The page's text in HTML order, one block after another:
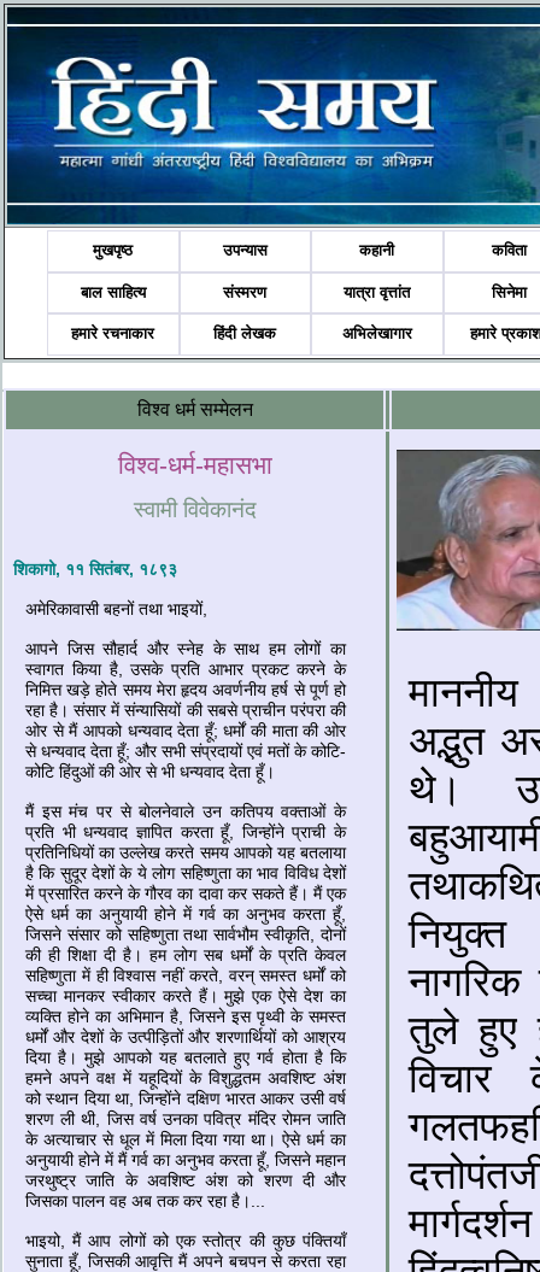
मुखपृष्ठ उपन्यास कहानी कविता
बाल साहित्य संस्मरण यात्रा वृत्तांत सिनेमा
हमारे रचनाकार हिंदी लेखक अभिलेखागार हमारे
विश्‍व धर्म सम्‍मेलन
विश्व-धर्म-महासभा
स्वामी विवेकानंद
शिकागो, ११ सितंबर, १८९३
अमेरिकावासी बहनों तथा भाइयों,
आपने जिस सौहार्द और स्नेह के साथ हम लोगों का
स्वागत किया है, उसके प्रति आभार प्रकट करने के
निमित्त खड़े होते समय मेरा हृदय अवर्णनीय हर्ष से पूर्ण हो
रहा है। संसार में संन्यासियों की सबसे प्राचीन परंपरा की
ओर से मैं आपको धन्यवाद देता हूँ; धर्मों की माता की ओर
से धन्यवाद देता हूँ; और सभी संप्रदायों एवं मतों के कोटि-
कोटि हिंदुओं की ओर से भी धन्यवाद देता हूँ।
मैं इस मंच पर से बोलनेवाले उन कतिपय वक्ताओं के
प्रति भी धन्यवाद ज्ञापित करता हूँ, जिन्होंने प्राची के
प्रतिनिधियों का उल्लेख करते समय आपको यह बतलाया
है कि सुदूर देशों के ये लोग सहिष्णुता का भाव विविध देशों
में प्रसारित करने के गौरव का दावा कर सकते हैं। मैं एक
ऐसे धर्म का अनुयायी होने में गर्व का अनुभव करता हूँ,
जिसने संसार को सहिष्णुता तथा सार्वभौम स्वीकृति, दोनों
की ही शिक्षा दी है। हम लोग सब धर्मों के प्रति केवल
सहिष्णुता में ही विश्वास नहीं करते, वरन् समस्त धर्मों को
सच्चा मानकर स्वीकार करते हैं। मुझे एक ऐसे देश का
व्यक्ति होने का अभिमान है, जिसने इस पृथ्वी के समस्त
धर्मों और देशों के उत्पीड़ितों और शरणार्थियों को आश्रय
दिया है। मुझे आपको यह बतलाते हुए गर्व होता है कि
हमने अपने वक्ष में यहूदियों के विशुद्धतम अवशिष्ट अंश
को स्थान दिया था, जिन्होंने दक्षिण भारत आकर उसी वर्ष
शरण ली थी, जिस वर्ष उनका पवित्र मंदिर रोमन जाति
के अत्याचार से धूल में मिला दिया गया था। ऐसे धर्म का
अनुयायी होने में मैं गर्व का अनुभव करता हूँ, जिसने महान
जरथुष्ट्र जाति के अवशिष्ट अंश को शरण दी और
जिसका पालन वह अब तक कर रहा है।...
भाइयो, मैं आप लोगों को एक स्तोत्र की कुछ पंक्तियाँ
सुनाता हूँ, जिसकी आवृत्ति मैं अपने बचपन से करता रहा
अद्भुत
थे।
नियुक्त
तुले हुए
विचार